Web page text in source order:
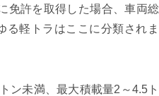
免許を取得した場合、車両総
軽トラはここに分類されま
ン未満、最大積載量2～4.5ト